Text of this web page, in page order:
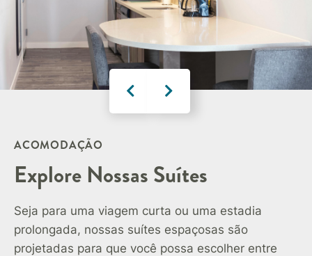
ACOMODAÇÃO
Explore Nossas Suítes
Seja para uma viagem curta ou uma estadia
prolongada, nossas suítes espaçosas são
projetadas para que você possa escolher entre